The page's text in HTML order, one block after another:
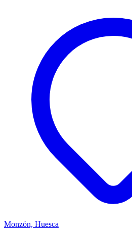
Monzón, Huesca